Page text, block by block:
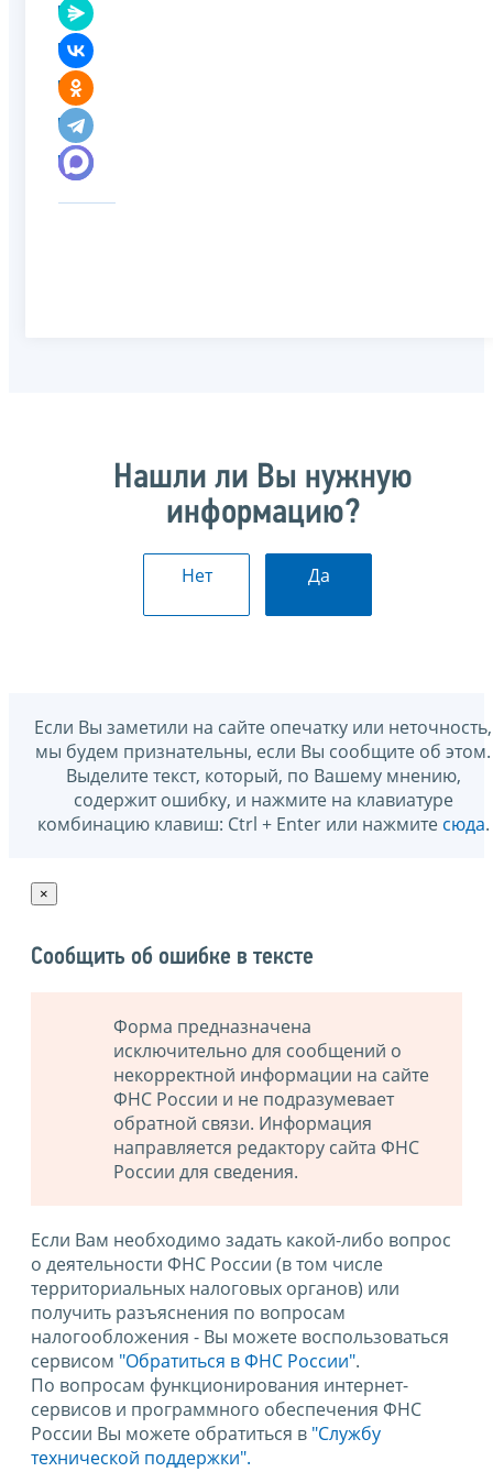
Нашли ли Вы нужную
информацию?
Нет Да
Если Вы заметили на сайте опечатку или неточность,
мы будем признательны, если Вы сообщите об этом.
Выделите текст, который, по Вашему мнению,
содержит ошибку, и нажмите на клавиатуре
комбинацию клавиш: Ctrl + Enter или нажмите сюда.
×
Сообщить об ошибке в тексте
Форма предназначена
исключительно для сообщений о
некорректной информации на сайте
ФНС России и не подразумевает
обратной связи. Информация
направляется редактору сайта ФНС
России для сведения.
Если Вам необходимо задать какой-либо вопрос
о деятельности ФНС России (в том числе
территориальных налоговых органов) или
получить разъяснения по вопросам
налогообложения - Вы можете воспользоваться
сервисом "Обратиться в ФНС России".
По вопросам функционирования интернет-
сервисов и программного обеспечения ФНС
России Вы можете обратиться в "Службу
технической поддержки".